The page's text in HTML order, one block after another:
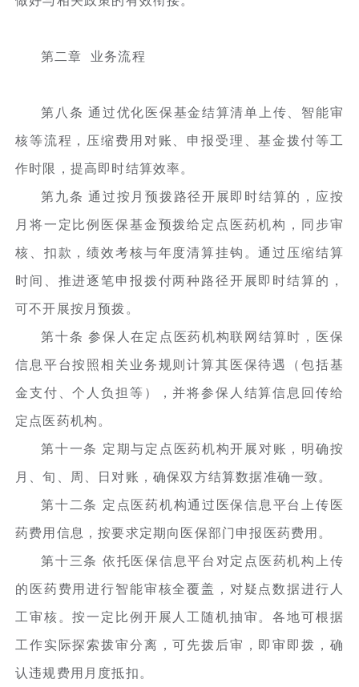
第二章 业务流程
第八条 通过优化医保基金结算清单上传、智能审
核等流程，压缩费用对账、申报受理、基金拨付等工
作时限，提高即时结算效率。
第九条 通过按月预拨路径开展即时结算的，应按
月将一定比例医保基金预拨给定点医药机构，同步审
核、扣款，绩效考核与年度清算挂钩。通过压缩结算
时间、推进逐笔申报拨付两种路径开展即时结算的，
可不开展按月预拨。
第十条 参保人在定点医药机构联网结算时，医保
信息平台按照相关业务规则计算其医保待遇（包括基
金支付、个人负担等），并将参保人结算信息回传给
定点医药机构。
第十一条 定期与定点医药机构开展对账，明确按
月、旬、周、日对账，确保双方结算数据准确一致。
第十二条 定点医药机构通过医保信息平台上传医
药费用信息，按要求定期向医保部门申报医药费用。
第十三条 依托医保信息平台对定点医药机构上传
的医药费用进行智能审核全覆盖，对疑点数据进行人
工审核。按一定比例开展人工随机抽审。各地可根据
工作实际探索拨审分离，可先拨后审，即审即拨，确
认违规费用月度抵扣。